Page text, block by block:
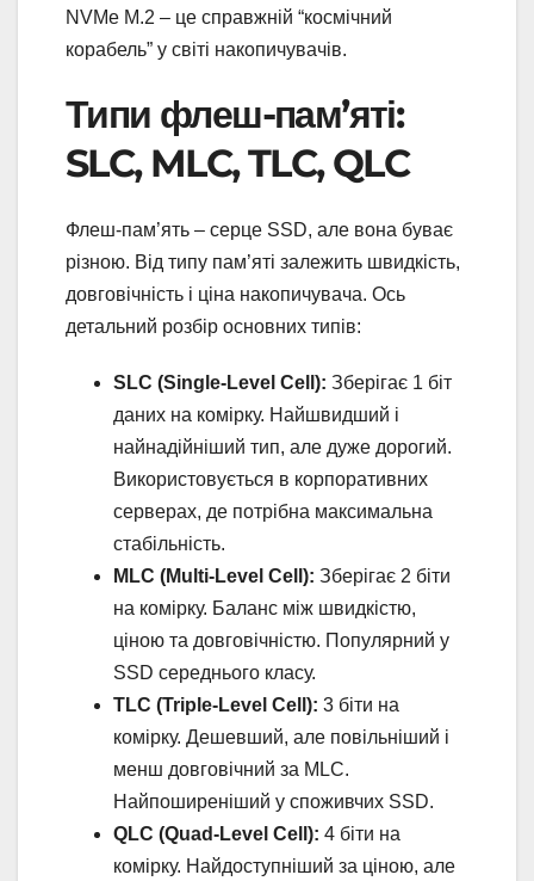
NVMe M.2 – це справжній “космічний
корабель” у світі накопичувачів.
Типи флеш-пам’яті:
SLC, MLC, TLC, QLC
Флеш-пам’ять – серце SSD, але вона буває
різною. Від типу пам’яті залежить швидкість,
довговічність і ціна накопичувача. Ось
детальний розбір основних типів:
SLC (Single-Level Cell): Зберігає 1 біт
даних на комірку. Найшвидший і
найнадійніший тип, але дуже дорогий.
Використовується в корпоративних
серверах, де потрібна максимальна
стабільність.
MLC (Multi-Level Cell): Зберігає 2 біти
на комірку. Баланс між швидкістю,
ціною та довговічністю. Популярний у
SSD середнього класу.
TLC (Triple-Level Cell): 3 біти на
комірку. Дешевший, але повільніший і
менш довговічний за MLC.
Найпоширеніший у споживчих SSD.
QLC (Quad-Level Cell): 4 біти на
комірку. Найдоступніший за ціною, але